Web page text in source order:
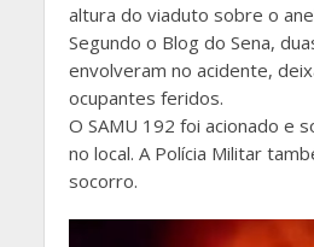
altura do viaduto sobre o
Segundo o Blog do Sena,
envolveram no acidente,
ocupantes feridos.
O SAMU 192 foi acionado e
no local. A Polícia Militar
socorro.